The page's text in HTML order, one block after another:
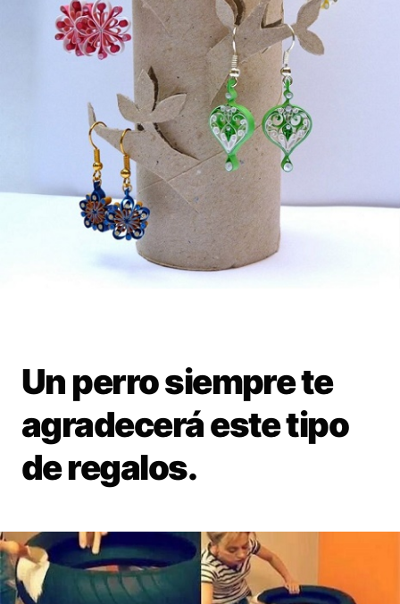
Un perro siempre te
agradecerá este tipo
de regalos.